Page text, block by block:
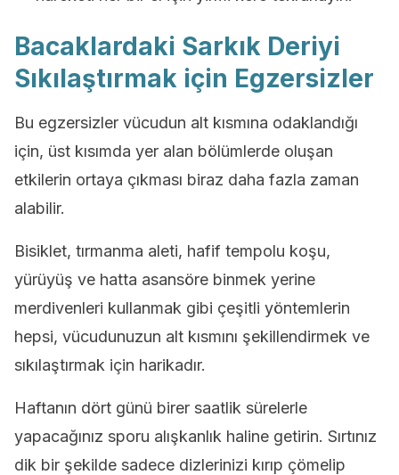
Bacaklardaki Sarkık Deriyi
Sıkılaştırmak için Egzersizler
Bu egzersizler vücudun alt kısmına odaklandığı
için, üst kısımda yer alan bölümlerde oluşan
etkilerin ortaya çıkması biraz daha fazla zaman
alabilir.
Bisiklet, tırmanma aleti, hafif tempolu koşu,
yürüyüş ve hatta asansöre binmek yerine
merdivenleri kullanmak gibi çeşitli yöntemlerin
hepsi, vücudunuzun alt kısmını şekillendirmek ve
sıkılaştırmak için harikadır.
Haftanın dört günü birer saatlik sürelerle
yapacağınız sporu alışkanlık haline getirin. Sırtınız
dik bir şekilde sadece dizlerinizi kırıp çömelip